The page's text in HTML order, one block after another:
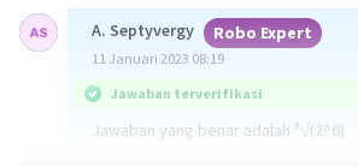
A. Septyvergy Robo Expert
11 Januari 2023 08:19
Jawaban terverifikasi
Jawaban yang benar adalah ³√(2^6)